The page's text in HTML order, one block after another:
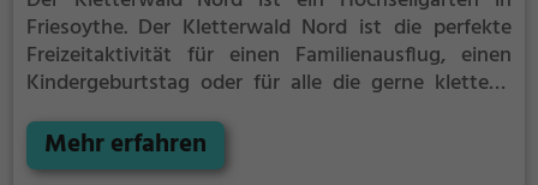
Friesoythe. Der Kletterwald Nord ist die perfekte
Freizeitaktivität für einen Familienausflug, einen
Kindergeburtstag oder für alle die gerne klettern.
Erdboden erwartet dich eine Welt voller Abenteuer
und Erlebnis. Der Kletterwald Nord bietet sowohl
Mehr erfahren